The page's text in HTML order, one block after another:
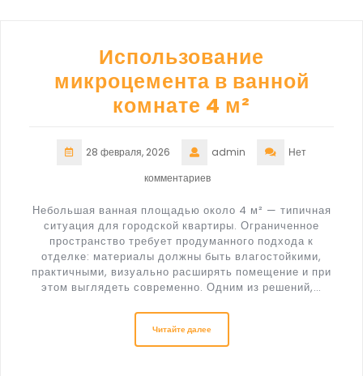
Использование
микроцемента в ванной
комнате 4 м²
28 февраля, 2026 admin
Нет
комментариев
Небольшая ванная площадью около 4 м² — типичная
ситуация для городской квартиры. Ограниченное
пространство требует продуманного подхода к
отделке: материалы должны быть влагостойкими,
практичными, визуально расширять помещение и при
этом выглядеть современно. Одним из решений,…
Читайте далее